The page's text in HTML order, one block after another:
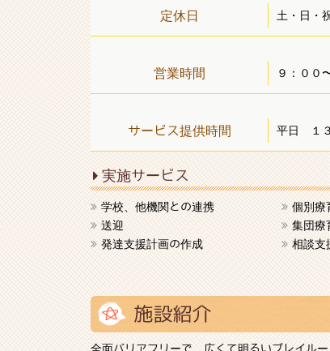
定休日 土・日・
営業時間 ９：０
サービス提供時間 平日 １
実施サービス
学校、他機関との連携 個別療
送迎
集団療
発達支援計画の作成
相談支
全面バリアフリーで、広くて明るいプレイルー